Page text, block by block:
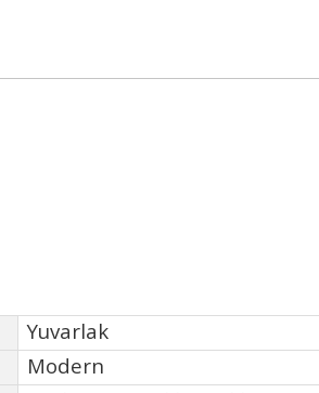
Yuvarlak
Modern